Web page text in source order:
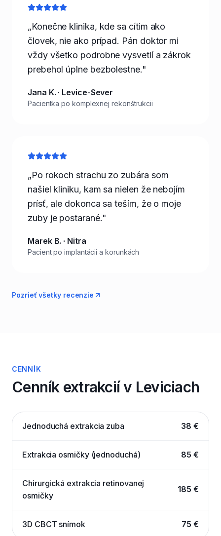
„Konečne klinika, kde sa cítim ako
človek, nie ako prípad. Pán doktor mi
vždy všetko podrobne vysvetlí a zákrok
prebehol úplne bezbolestne."
Jana K. · Levice-Sever
Pacientka po komplexnej rekonštrukcii
„Po rokoch strachu zo zubára som
našiel kliniku, kam sa nielen že nebojím
prísť, ale dokonca sa teším, že o moje
zuby je postarané."
Marek B. · Nitra
Pacient po implantácii a korunkách
Pozrieť všetky recenzie
CENNÍK
Cenník extrakcií v Leviciach
Jednoduchá extrakcia zuba 38 €
Extrakcia osmičky (jednoduchá) 85 €
Chirurgická extrakcia retinovanej
osmičky
185 €
3D CBCT snímok 75 €